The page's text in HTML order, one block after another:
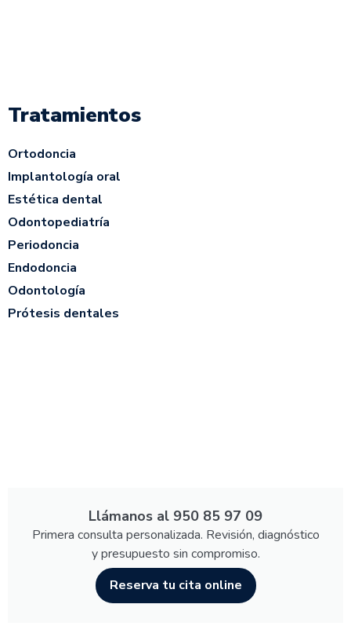
Tratamientos
Ortodoncia
Implantología oral
Estética dental
Odontopediatría
Periodoncia
Endodoncia
Odontología
Prótesis dentales
Llámanos al 950 85 97 09
Primera consulta personalizada. Revisión, diagnóstico
y presupuesto sin compromiso.
Reserva tu cita online